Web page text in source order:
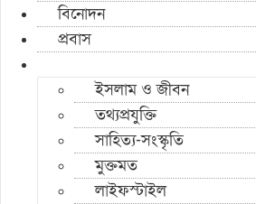
বিনোদন
প্রবাস
ইসলাম ও জীবন
তথ্যপ্রযুক্তি
সাহিত্য-সংস্কৃতি
মুক্তমত
লাইফস্টাইল